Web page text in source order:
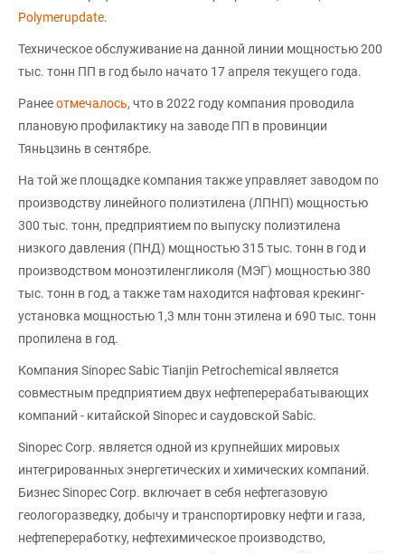
Polymerupdate.
Техническое обслуживание на данной линии мощностью 200
тыс. тонн ПП в год было начато 17 апреля текущего года.
Ранееотмечалось, что в 2022 году компания проводила
плановую профилактику на заводе ПП в провинции
Тяньцзинь в сентябре.
На той же площадке компания также управляет заводом по
производству линейного полиэтилена (ЛПНП) мощностью
300 тыс. тонн, предприятием по выпуску полиэтилена
низкого давления (ПНД) мощностью 315 тыс. тонн в год и
производством моноэтиленгликоля (МЭГ) мощностью 380
тыс. тонн в год, а также там находится нафтовая крекинг-
установка мощностью 1,3 млн тонн этилена и 690 тыс. тонн
пропилена в год.
Компания Sinopec Sabic Tianjin Petrochemical является
совместным предприятием двух нефтеперерабатывающих
компаний - китайской Sinopec и саудовской Sabic.
Sinopec Corp. является одной из крупнейших мировых
интегрированных энергетических и химических компаний.
Бизнес Sinopec Corp. включает в себя нефтегазовую
геологоразведку, добычу и транспортировку нефти и газа,
нефтепереработку, нефтехимическое производство,